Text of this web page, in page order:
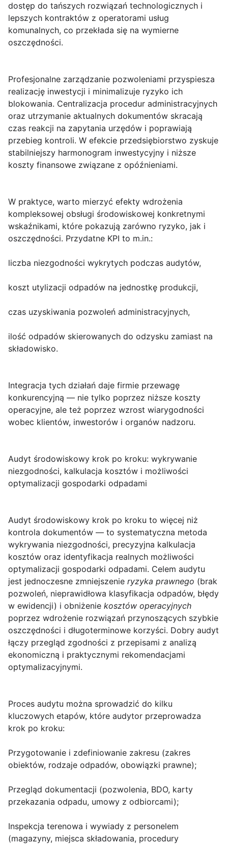
dostęp do tańszych rozwiązań technologicznych i
lepszych kontraktów z operatorami usług
komunalnych, co przekłada się na wymierne
oszczędności.
Profesjonalne zarządzanie pozwoleniami przyspiesza
realizację inwestycji i minimalizuje ryzyko ich
blokowania. Centralizacja procedur administracyjnych
oraz utrzymanie aktualnych dokumentów skracają
czas reakcji na zapytania urzędów i poprawiają
przebieg kontroli. W efekcie przedsiębiorstwo zyskuje
stabilniejszy harmonogram inwestycyjny i niższe
koszty finansowe związane z opóźnieniami.
W praktyce, warto mierzyć efekty wdrożenia
kompleksowej obsługi środowiskowej konkretnymi
wskaźnikami, które pokazują zarówno ryzyko, jak i
oszczędności. Przydatne KPI to m.in.:
liczba niezgodności wykrytych podczas audytów,
koszt utylizacji odpadów na jednostkę produkcji,
czas uzyskiwania pozwoleń administracyjnych,
ilość odpadów skierowanych do odzysku zamiast na
składowisko.
Integracja tych działań daje firmie przewagę
konkurencyjną — nie tylko poprzez niższe koszty
operacyjne, ale też poprzez wzrost wiarygodności
wobec klientów, inwestorów i organów nadzoru.
Audyt środowiskowy krok po kroku: wykrywanie
niezgodności, kalkulacja kosztów i możliwości
optymalizacji gospodarki odpadami
Audyt środowiskowy krok po kroku to więcej niż
kontrola dokumentów — to systematyczna metoda
wykrywania niezgodności, precyzyjna kalkulacja
kosztów oraz identyfikacja realnych możliwości
optymalizacji gospodarki odpadami. Celem audytu
jest jednoczesne zmniejszenie ryzyka prawnego (brak
pozwoleń, nieprawidłowa klasyfikacja odpadów, błędy
w ewidencji) i obniżenie kosztów operacyjnych
poprzez wdrożenie rozwiązań przynoszących szybkie
oszczędności i długoterminowe korzyści. Dobry audyt
łączy przegląd zgodności z przepisami z analizą
ekonomiczną i praktycznymi rekomendacjami
optymalizacyjnymi.
Proces audytu można sprowadzić do kilku
kluczowych etapów, które audytor przeprowadza
krok po kroku:
Przygotowanie i zdefiniowanie zakresu (zakres
obiektów, rodzaje odpadów, obowiązki prawne);
Przegląd dokumentacji (pozwolenia, BDO, karty
przekazania odpadu, umowy z odbiorcami);
Inspekcja terenowa i wywiady z personelem
(magazyny, miejsca składowania, procedury